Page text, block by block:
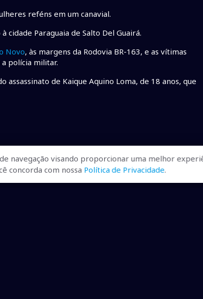
reféns em um canavial.
cidade Paraguaia de Salto Del Guairá.
Novo, às margens da Rodovia BR-163, e as vítimas
polícia militar.
de Kaique Aquino Loma, de 18 anos, que
navegação visando proporcionar uma melhor
concorda com nossa Política de Privacidade.